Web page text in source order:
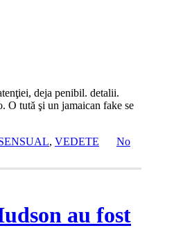
deja penibil. detalii.
O tută şi un jamaican fake se
, VEDETE
No
au fost